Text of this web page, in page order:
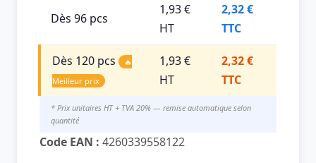
Dès 96 pcs
1,93 €
HT
2,32 €
TTC
Dès 120 pcs
🔥
Meilleur prix
1,93 €
HT
2,32 €
TTC
* Prix unitaires HT + TVA 20% — remise automatique selon
quantité
Code EAN : 4260339558122